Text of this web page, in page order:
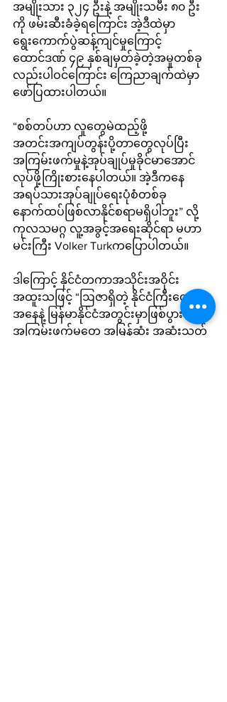
အမျိုးသား ၃၂၄ ဦးနဲ့ အမျိုးသမီး ၈၀ ဦး
ကို ဖမ်းဆီးခံခဲ့ရကြောင်း အဲ့ဒီထဲမှာ
ရွေးကောက်ပွဲဆန့်ကျင်မှုကြောင့်
ထောင်ဒဏ် ၄၉ နှစ်ချမှတ်ခဲ့တဲ့အမှုတစ်ခု
လည်းပါဝင်ကြောင်း ကြေညာချက်ထဲမှာ
ဖော်ပြထားပါတယ်။
“စစ်တပ်ဟာ လူတွေမဲထည့်ဖို့
အတင်းအကျပ်တွန်းပို့တာတွေလုပ်ပြီး
အကြမ်းဖက်မှုနဲ့အုပ်ချုပ်မှုခိုင်မာအောင်
လုပ်ဖို့ကြိုးစားနေပါတယ်။ အဲ့ဒီကနေ
အရပ်သားအုပ်ချုပ်ရေးပုံစံတစ်ခု
နောက်ထပ်ဖြစ်လာနိုင်စရာမရှိပါဘူး” လို့
ကုလသမဂ္ဂ လူ့အခွင့်အရေးဆိုင်ရာ မဟာ
မင်းကြီး Volker Turkကပြောပါတယ်။
ဒါကြောင့် နိုင်ငံတကာအသိုင်းအဝိုင်း
အထူးသဖြင့် “ဩဇာရှိတဲ့ နိုင်ငံကြီးတွေ
အနေနဲ့ မြန်မာနိုင်ငံအတွင်းမှာဖြစ်ပွားနေတဲ့
အကြမ်းဖက်မှုတွေ အမြန်ဆုံး အဆုံးသတ်